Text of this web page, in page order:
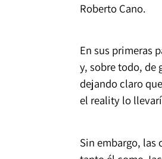
Roberto Cano.
En sus primeras
y, sobre todo, de
dejando claro
el reality lo
Sin embargo, las